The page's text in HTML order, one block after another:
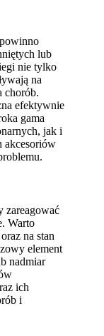
lub
nie tylko
na
chorób.
efektywnie
gama
jak i
akcesoriów
zareagować
Warto
na stan
element
nadmiar
ich
i